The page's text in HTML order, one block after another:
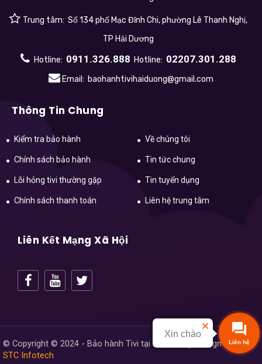
Liên hệ
Xin chào
Trung tâm: Số 134 phố Mạc Đĩnh Chi, phường Lê Thanh Nghị,
TP Hải Dương
Hotline: 0911.326.888 Hotline: 02207.301.288
Email: baohanhtivihaiduong@gmail.com
Thông Tin Chung
Kiểm tra bảo hành
Chính sách bảo hành
Lỗi hỏng tivi thường gặp
Chính sách thanh toán
Về chúng tôi
Tin tức chung
Tin tuyển dụng
Liên hệ trung tâm
Liên Kết Mạng Xã Hội
© Copyright © 2024 - Bảo hành Tivi tại Hải Dương. Design
by
STC Infotech